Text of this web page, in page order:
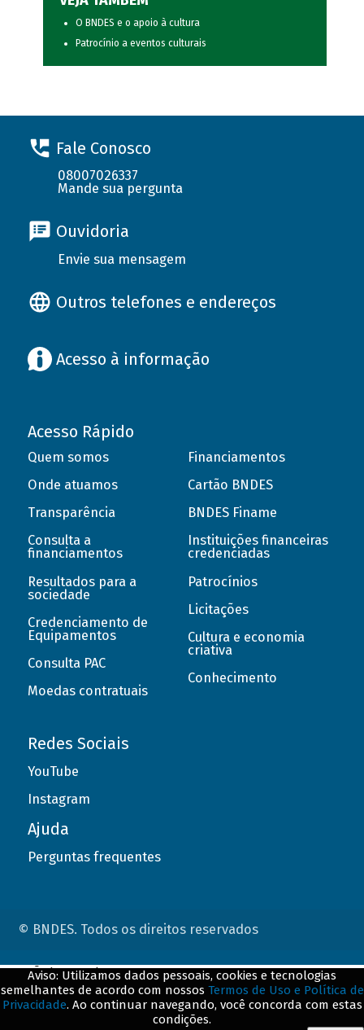
O BNDES e o apoio à cultura
Patrocínio a eventos culturais
Fale Conosco
08007026337
Mande sua pergunta
Ouvidoria
Envie sua mensagem
Outros telefones e endereços
Acesso à informação
Acesso Rápido
Quem somos
Onde atuamos
Transparência
Consulta a
financiamentos
Resultados para a
sociedade
Credenciamento de
Equipamentos
Consulta PAC
Moedas contratuais
Financiamentos
Cartão BNDES
BNDES Finame
Instituições financeiras
credenciadas
Patrocínios
Licitações
Cultura e economia
criativa
Conhecimento
Redes Sociais
YouTube
Instagram
Ajuda
Perguntas frequentes
© BNDES. Todos os direitos reservados
Aviso: Utilizamos dados pessoais, cookies e tecnologias
semelhantes de acordo com nossos Termos de Uso e Política de
Privacidade. Ao continuar navegando, você concorda com estas
condições.
ConteÃºdo complementar
${title}${badge}